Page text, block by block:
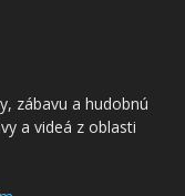
zábavu a hudobnú
a videá z oblasti